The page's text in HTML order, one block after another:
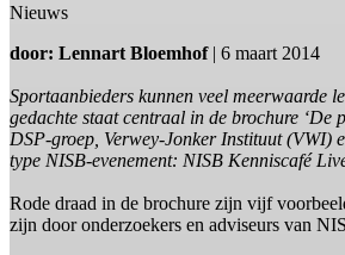
Nieuws
door: Lennart Bloemhof| 6 maart 2014
Sportaanbieders kunnen veel meerwaarde
gedachte staat centraal in de brochure ‘De
DSP-groep, Verwey-Jonker Instituut (VWI)
type NISB-evenement: NISB Kenniscafé
Rode draad in de brochure zijn vijf
zijn door onderzoekers en adviseurs van